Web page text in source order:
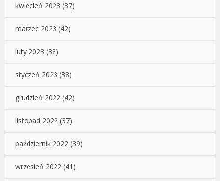
kwiecień 2023 (37)
marzec 2023 (42)
luty 2023 (38)
styczeń 2023 (38)
grudzień 2022 (42)
listopad 2022 (37)
październik 2022 (39)
wrzesień 2022 (41)